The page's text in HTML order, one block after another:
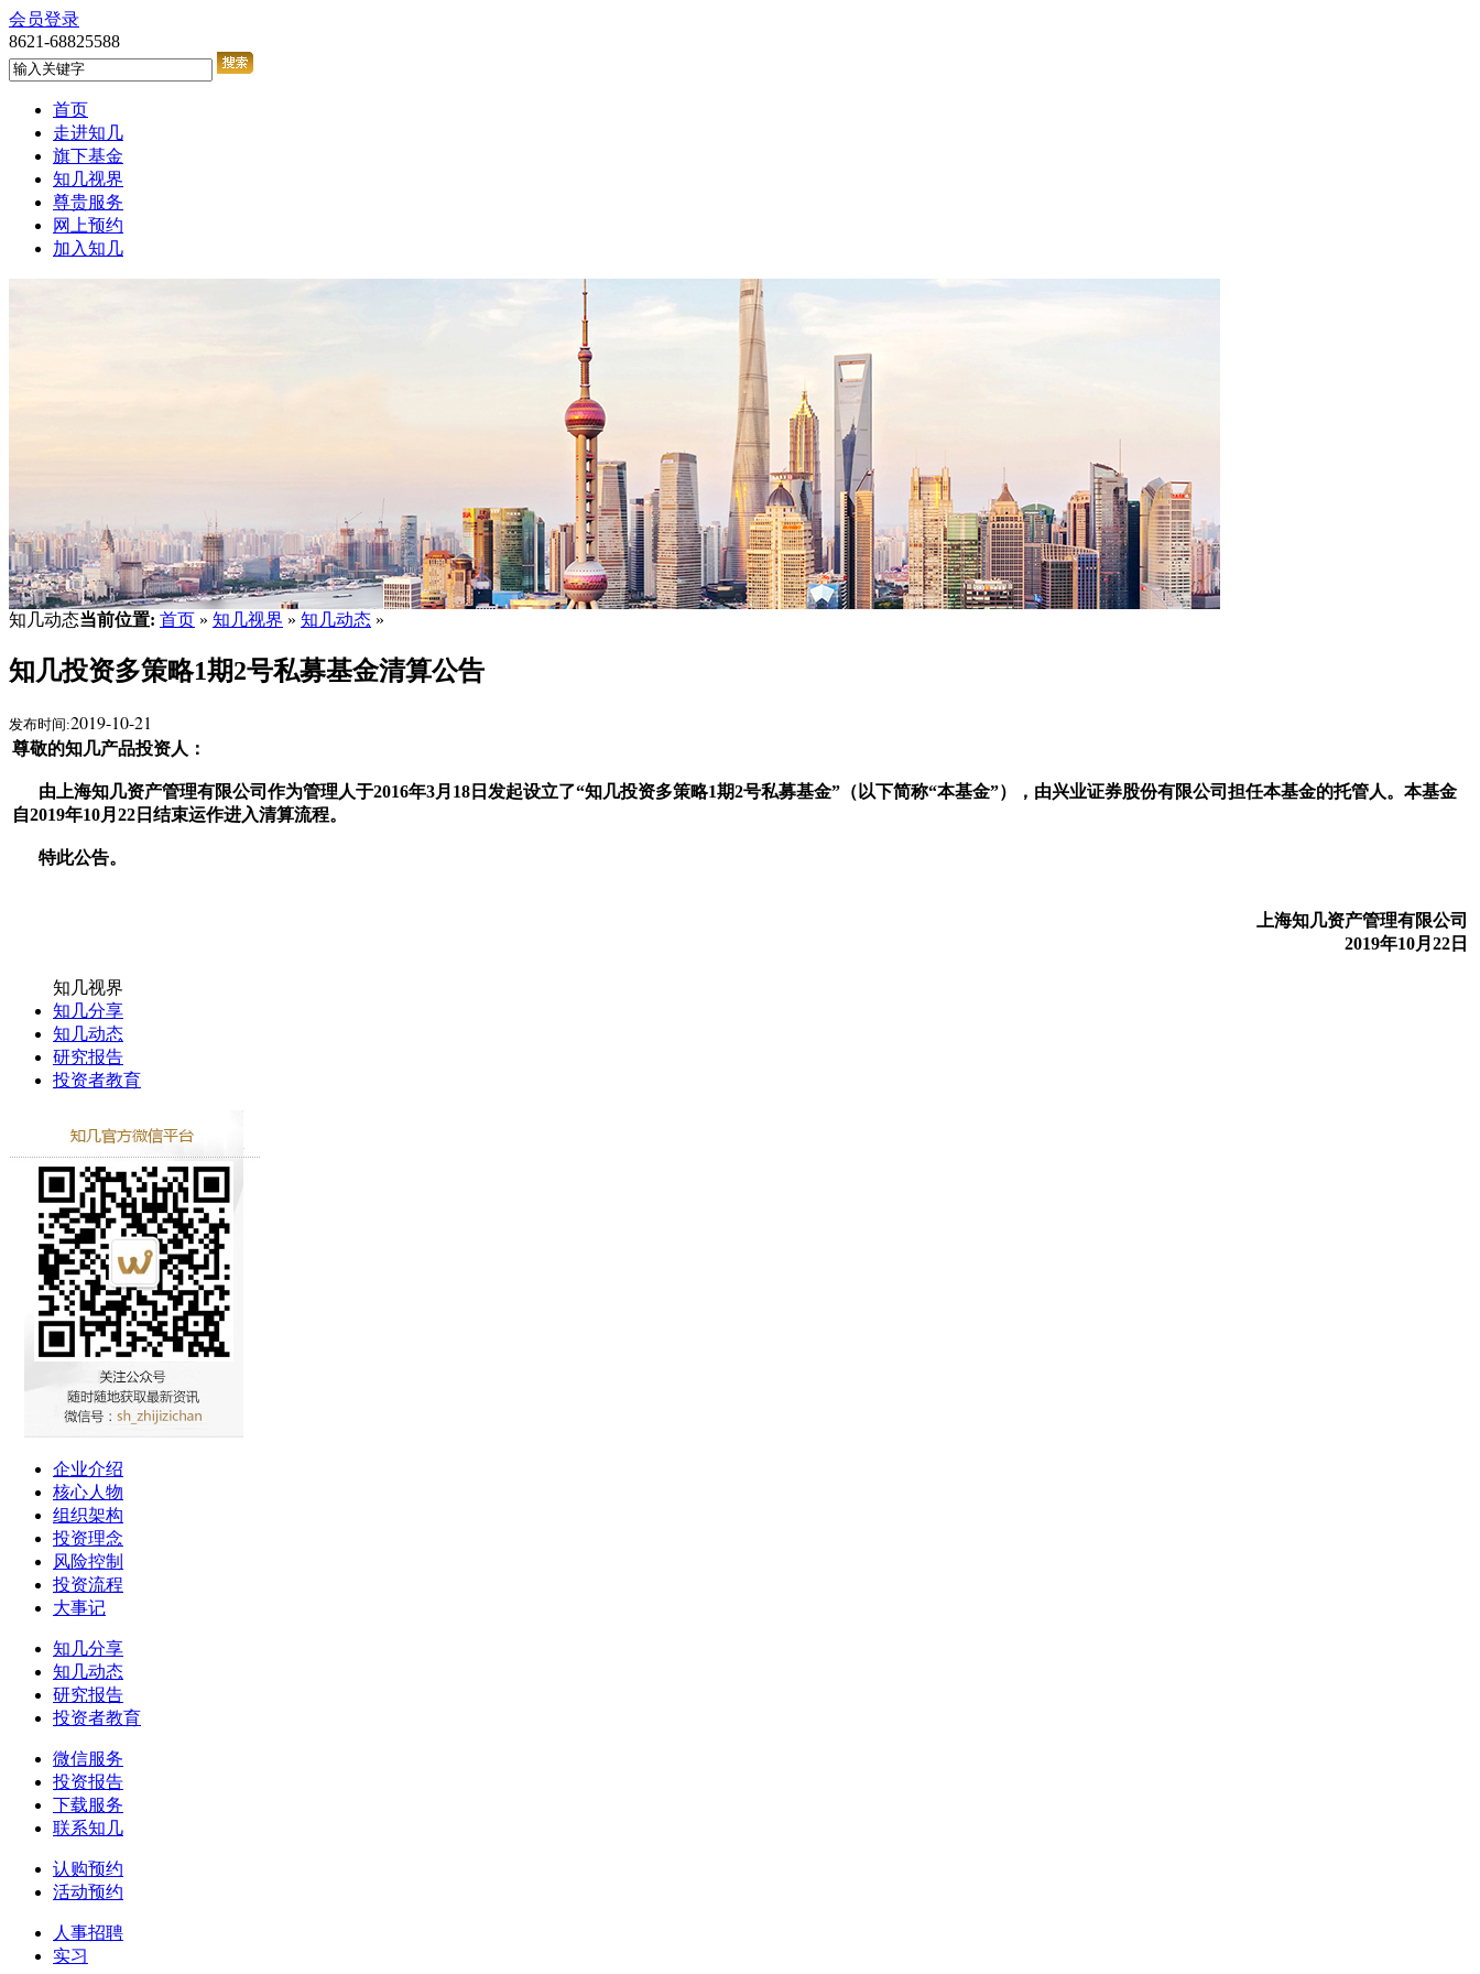
会员登录
8621-68825588
首页
走进知几
旗下基金
知几视界
尊贵服务
网上预约
加入知几
知几动态当前位置: 首页 » 知几视界 » 知几动态 »
知几投资多策略1期2号私募基金清算公告
发布时间:2019-10-21
尊敬的知几产品投资人：
由上海知几资产管理有限公司作为管理人于2016年3月18日发起设立了“知几投资多策略1期2号私募基金”（以下简称“本基金”），由兴业证券股份有限公司担任本基金的托管人。本基金
自2019年10月22日结束运作进入清算流程。
特此公告。
上海知几资产管理有限公司
2019年10月22日
知几视界
知几分享
知几动态
研究报告
投资者教育
企业介绍
核心人物
组织架构
投资理念
风险控制
投资流程
大事记
知几分享
知几动态
研究报告
投资者教育
微信服务
投资报告
下载服务
联系知几
认购预约
活动预约
人事招聘
实习